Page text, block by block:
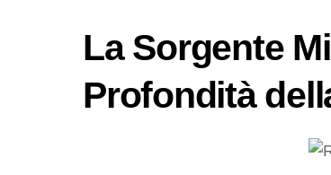
La Sorgente
Profondità